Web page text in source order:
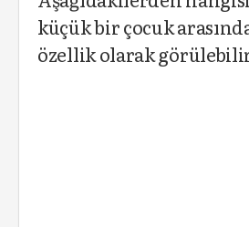
küçük bir çocuk
özellik olarak